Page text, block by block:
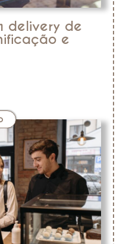
delivery de
e